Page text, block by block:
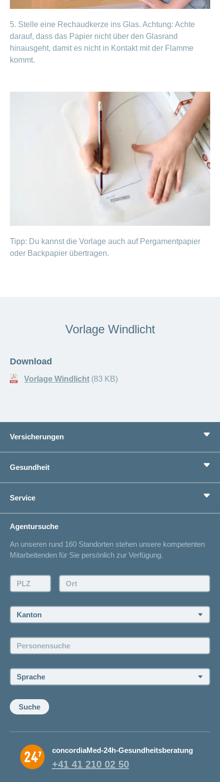
5. Stelle eine Rechaudkerze ins Glas. Achtung: Achte
darauf, dass das Papier nicht über den Glasrand
hinausgeht, damit es nicht in Kontakt mit der Flamme
kommt.
Tipp: Du kannst die Vorlage auch auf Pergamentpapier
oder Backpapier übertragen.
Vorlage Windlicht
Download
Vorlage Windlicht (83 KB)
Versicherungen
Zusatzversicherungen
Vorsorge
Ich suche eine Versicherung für
Lebenssituation
Sparen bei der Versicherung
Gesundheit
Gesundheitskompass
concordiaMed
Service
Spitalliste
Unfallmeldung
Offertanfrage
Rückruf anfordern
Offene Stellen
Agentursuche
An unseren rund 160 Standorten stehen unsere kompetenten
Mitarbeitenden für Sie persönlich zur Verfügung.
PLZ: Ort:
Kanton:
Personensuche:
Sprache:
Suche
concordiaMed-24h-Gesundheitsberatung
+41 41 210 02 50